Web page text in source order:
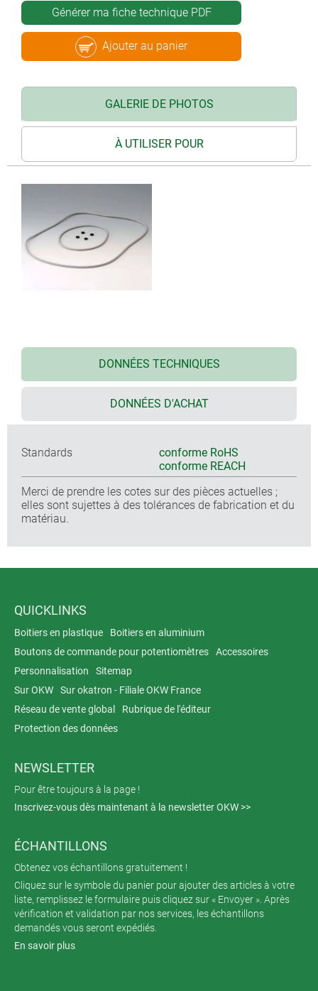
Générer ma fiche technique PDF
Ajouter au panier
GALERIE DE PHOTOS
À UTILISER POUR
DONNÉES TECHNIQUES
DONNÉES D'ACHAT
Standards
conforme RoHS
conforme REACH
Merci de prendre les cotes sur des pièces actuelles ;
elles sont sujettes à des tolérances de fabrication et du
matériau.
QUICKLINKS
Boitiers en plastique
Boitiers en aluminium
Boutons de commande pour potentiomètres
Accessoires
Personnalisation
Sitemap
Sur OKW
Sur okatron - Filiale OKW France
Réseau de vente global
Rubrique de l'éditeur
Protection des données
NEWSLETTER
Pour être toujours à la page !
Inscrivez-vous dès maintenant à la newsletter OKW >>
ÉCHANTILLONS
Obtenez vos échantillons gratuitement !
Cliquez sur le symbole du panier pour ajouter des articles à votre
liste, remplissez le formulaire puis cliquez sur « Envoyer ». Après
vérification et validation par nos services, les échantillons
demandés vous seront expédiés.
En savoir plus